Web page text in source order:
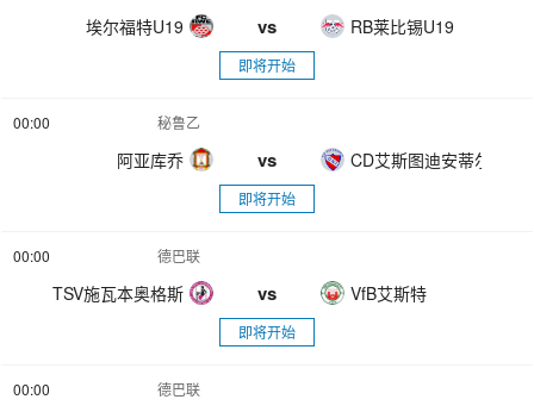
埃尔福特U19 vs RB莱比锡U19
即将开始
00:00 秘鲁乙
阿亚库乔 vs CD艾斯图迪安蒂尔
即将开始
00:00 德巴联
TSV施瓦本奥格斯堡 vs VfB艾斯特
即将开始
00:00 德巴联